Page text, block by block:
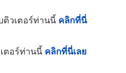
ติวเตอร์ท่านนี้ คลิกที่นี่
ตอร์ท่านนี้ คลิกที่นี่เลย